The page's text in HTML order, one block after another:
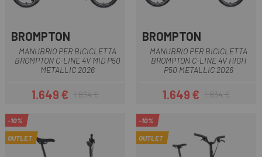
BROMPTON
MANUBRIO PER BICICLETTA
BROMPTON C-LINE 4V MID P50
METALLIC 2026
Prezzo
1.649 €Prezzo base
1.834 €
BROMPTON
MANUBRIO PER BICICLETTA
BROMPTON C-LINE 4V HIGH
P50 METALLIC 2026
Prezzo
1.649 €Prezzo base
1.834 €
-10%
OUTLET
-10%
OUTLET